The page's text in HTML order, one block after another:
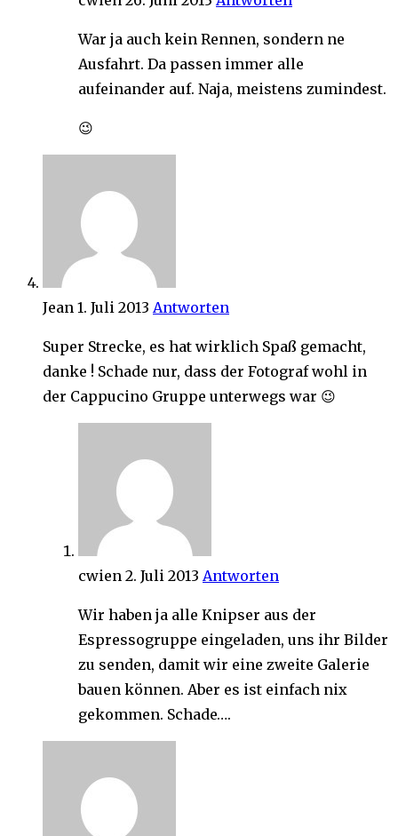
War ja auch kein Rennen, sondern ne
Ausfahrt. Da passen immer alle
aufeinander auf. Naja, meistens zumindest.
😉
Jean 1. Juli 2013 Antworten
Super Strecke, es hat wirklich Spaß gemacht,
danke ! Schade nur, dass der Fotograf wohl in
der Cappucino Gruppe unterwegs war 😉
cwien 2. Juli 2013 Antworten
Wir haben ja alle Knipser aus der
Espressogruppe eingeladen, uns ihr Bilder
zu senden, damit wir eine zweite Galerie
bauen können. Aber es ist einfach nix
gekommen. Schade….